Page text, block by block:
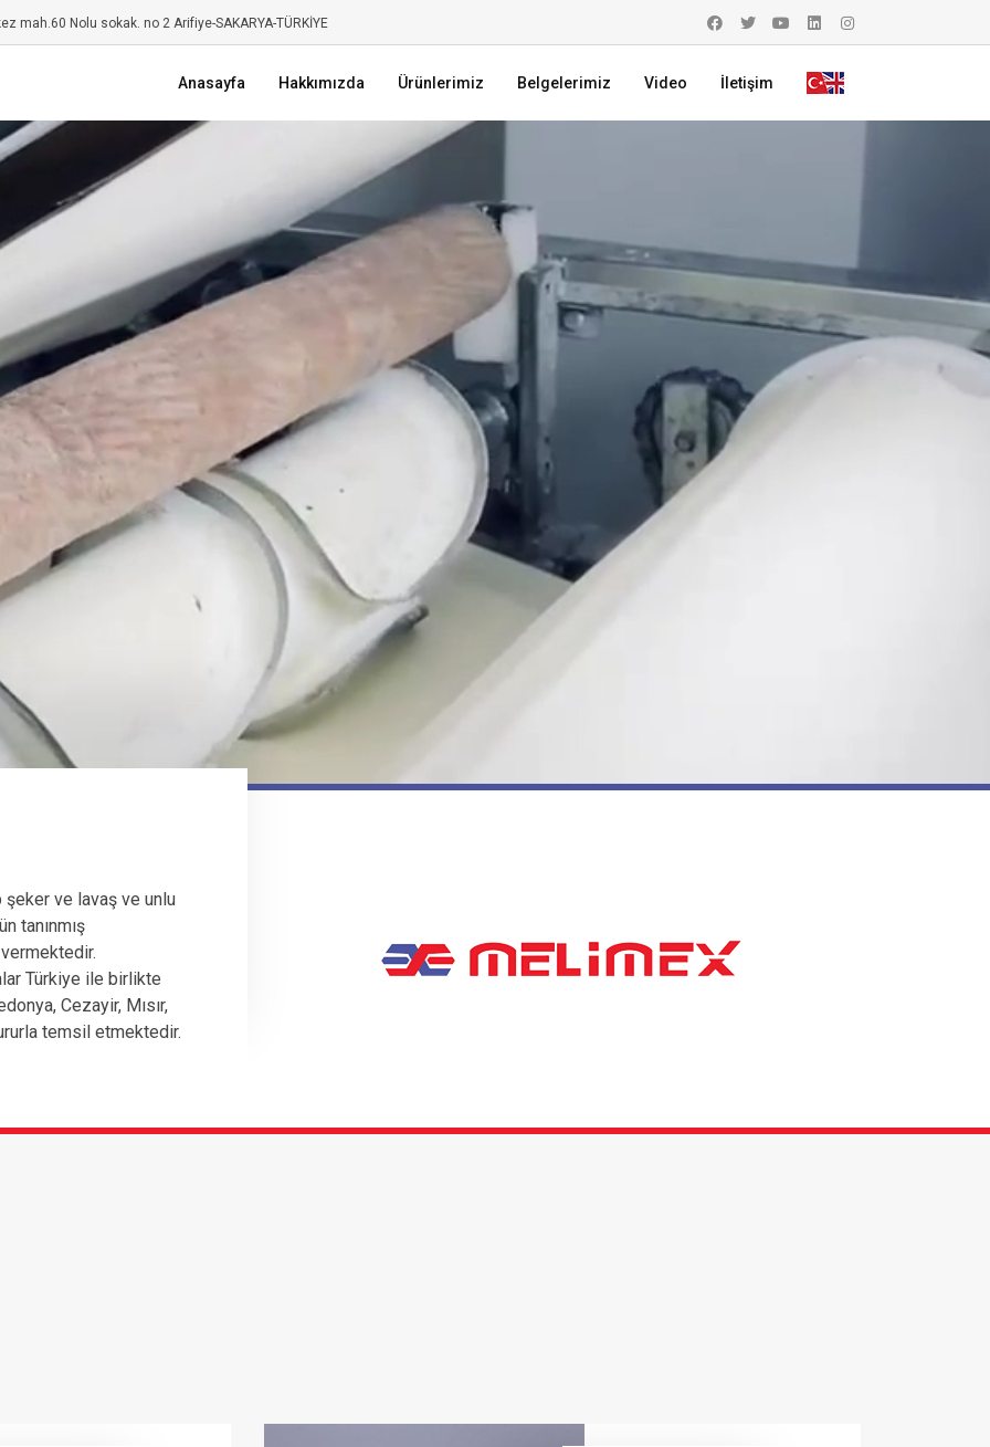
mah.60 Nolu sokak. no 2 Arifiye-SAKARYA-TÜRKİYE
Anasayfa Hakkımızda Ürünlerimiz Belgelerimiz Video İletişim
şeker ve lavaş ve unlu
tanınmış
Türkiye ile birlikte
Cezayir, Mısır,
temsil etmektedir.